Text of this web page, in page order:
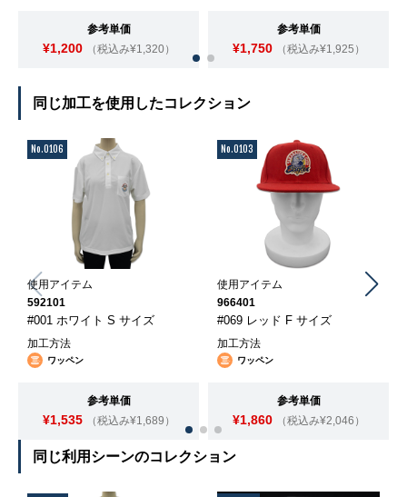
参考単価
¥1,200 （税込み¥1,320）
参考単価
¥1,750 （税込み¥1,925）
同じ加工を使用したコレクション
No.0106
使用アイテム
592101
#001 ホワイト S サイズ
加工方法
ワッペン
参考単価
¥1,535 （税込み¥1,689）
No.0103
使用アイテム
966401
#069 レッド F サイズ
加工方法
ワッペン
参考単価
¥1,860 （税込み¥2,046）
同じ利用シーンのコレクション